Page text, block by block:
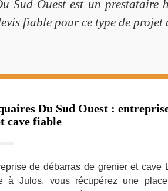
Sud Ouest est un prestataire
fiable pour ce type de projet
Du Sud Ouest :
cave fiable
de débarras de grenier et cave
à Julos, vous récupérez une